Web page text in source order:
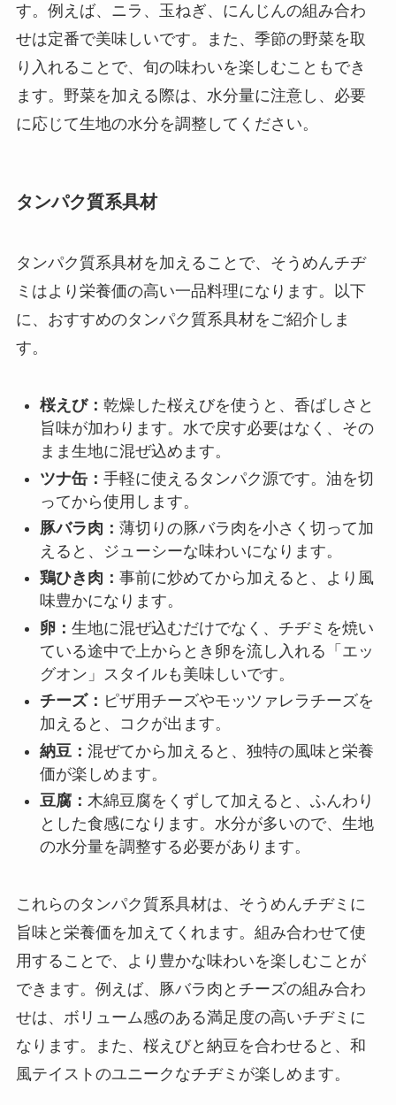
す。例えば、ニラ、玉ねぎ、にんじんの組み合わ
せは定番で美味しいです。また、季節の野菜を取
り入れることで、旬の味わいを楽しむこともでき
ます。野菜を加える際は、水分量に注意し、必要
に応じて生地の水分を調整してください。
タンパク質系具材
タンパク質系具材を加えることで、そうめんチヂ
ミはより栄養価の高い一品料理になります。以下
に、おすすめのタンパク質系具材をご紹介しま
す。
桜えび： 乾燥した桜えびを使うと、香ばしさと
旨味が加わります。水で戻す必要はなく、その
まま生地に混ぜ込めます。
ツナ缶： 手軽に使えるタンパク源です。油を切
ってから使用します。
豚バラ肉： 薄切りの豚バラ肉を小さく切って加
えると、ジューシーな味わいになります。
鶏ひき肉： 事前に炒めてから加えると、より風
味豊かになります。
卵： 生地に混ぜ込むだけでなく、チヂミを焼い
ている途中で上からとき卵を流し入れる「エッ
グオン」スタイルも美味しいです。
チーズ： ピザ用チーズやモッツァレラチーズを
加えると、コクが出ます。
納豆： 混ぜてから加えると、独特の風味と栄養
価が楽しめます。
豆腐： 木綿豆腐をくずして加えると、ふんわり
とした食感になります。水分が多いので、生地
の水分量を調整する必要があります。
これらのタンパク質系具材は、そうめんチヂミに
旨味と栄養価を加えてくれます。組み合わせて使
用することで、より豊かな味わいを楽しむことが
できます。例えば、豚バラ肉とチーズの組み合わ
せは、ボリューム感のある満足度の高いチヂミに
なります。また、桜えびと納豆を合わせると、和
風テイストのユニークなチヂミが楽しめます。